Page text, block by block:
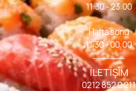
11:30 - 23:00
Hafta sonu
11:30 - 00:00
İLETIŞIM
0212 852 0 211